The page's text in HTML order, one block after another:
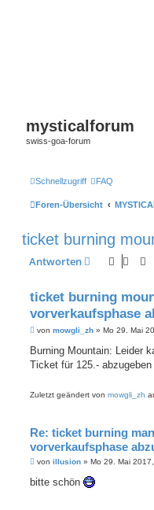
mysticalforum
swiss-goa-forum
Schnellzugriff FAQ
Foren-Übersicht
ticket burning
Antworten
ticket burning
vorverkaufsphase
B
i
von mowgli_zh » Mo 29. Mai
Burning Mountain: Leider
Ticket für 125.- abzugeben
Zuletzt geändert von mowgli_zh
Re: ticket burning
vorverkaufsphase
B
i
von illusion » Mo 29. Mai
bitte schön